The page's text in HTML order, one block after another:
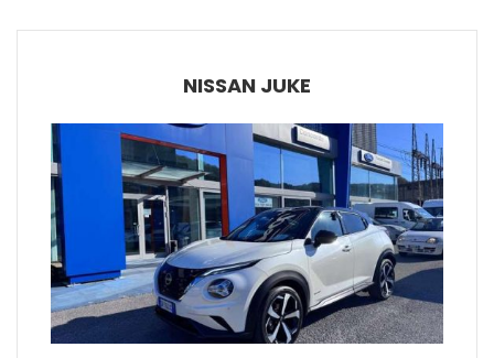
NISSAN JUKE